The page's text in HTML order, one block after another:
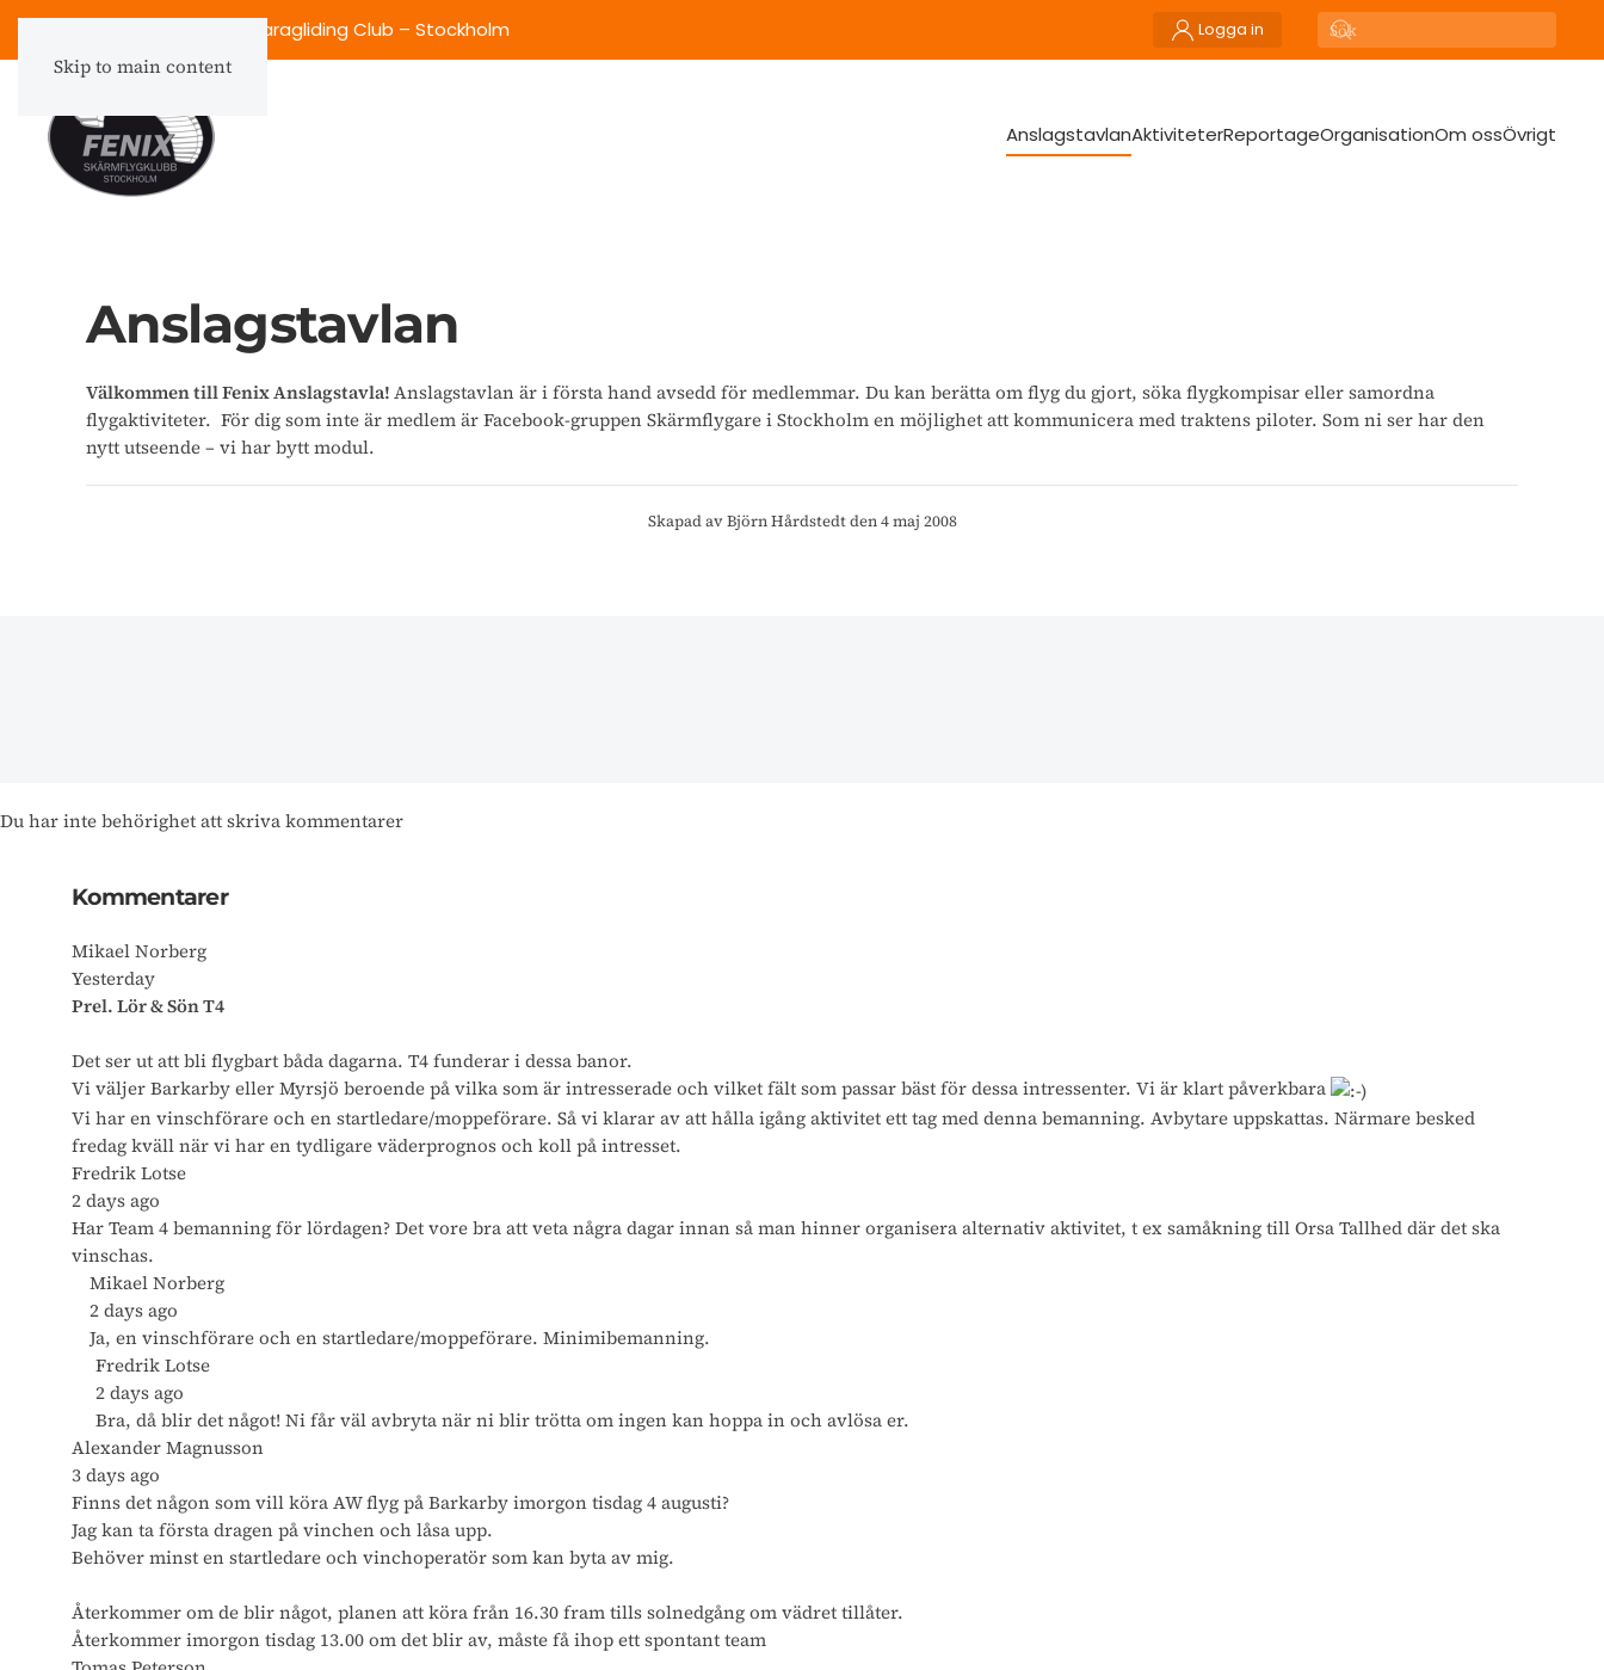
Skip to main content
Fenix Skärmflygklubb – Paragliding Club – Stockholm Logga in
AnslagstavlanAktiviteterReportageOrganisationOm ossÖvrigt
Anslagstavlan
Välkommen till Fenix Anslagstavla!Anslagstavlan är i första hand avsedd för medlemmar. Du kan berätta om flyg du gjort, söka flygkompisar eller samordna
flygaktiviteter. För dig som inte är medlem är Facebook-gruppen Skärmflygare i Stockholm en möjlighet att kommunicera med traktens piloter. Som ni ser har den
nytt utseende – vi har bytt modul.
Skapad av Björn Hårdstedt den 4 maj 2008
Du har inte behörighet att skriva kommentarer
Kommentarer
Mikael Norberg
Yesterday
Prel. Lör & Sön T4
Det ser ut att bli flygbart båda dagarna. T4 funderar i dessa banor.
Vi väljer Barkarby eller Myrsjö beroende på vilka som är intresserade och vilket fält som passar bäst för dessa intressenter. Vi är klart påverkbara
Vi har en vinschförare och en startledare/moppeförare. Så vi klarar av att hålla igång aktivitet ett tag med denna bemanning. Avbytare uppskattas. Närmare besked
fredag kväll när vi har en tydligare väderprognos och koll på intresset.
Fredrik Lotse
2 days ago
Har Team 4 bemanning för lördagen? Det vore bra att veta några dagar innan så man hinner organisera alternativ aktivitet, t ex samåkning till Orsa Tallhed där det ska
vinschas.
Mikael Norberg
2 days ago
Ja, en vinschförare och en startledare/moppeförare. Minimibemanning.
Fredrik Lotse
2 days ago
Bra, då blir det något! Ni får väl avbryta när ni blir trötta om ingen kan hoppa in och avlösa er.
Alexander Magnusson
3 days ago
Finns det någon som vill köra AW flyg på Barkarby imorgon tisdag 4 augusti?
Jag kan ta första dragen på vinchen och låsa upp.
Behöver minst en startledare och vinchoperatör som kan byta av mig.
Återkommer om de blir något, planen att köra från 16.30 fram tills solnedgång om vädret tillåter.
Återkommer imorgon tisdag 13.00 om det blir av, måste få ihop ett spontant team